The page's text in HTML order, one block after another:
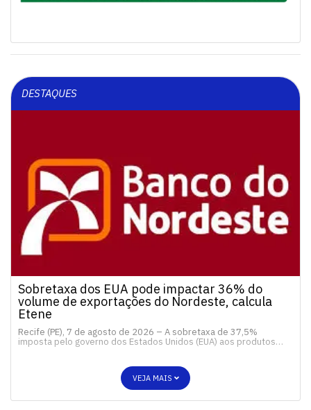
DESTAQUES
Sobretaxa dos EUA pode impactar 36% do
volume de exportações do Nordeste, calcula
Etene
Recife (PE), 7 de agosto de 2026 – A sobretaxa de 37,5%
imposta pelo governo dos Estados Unidos (EUA) aos produtos…
VEJA MAIS